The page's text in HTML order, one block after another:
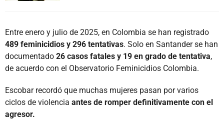
Entre enero y julio de 2025, en Colombia se han registrado
489 feminicidios y 296 tentativas. Solo en Santander se han
documentado 26 casos fatales y 19 en grado de tentativa,
de acuerdo con el Observatorio Feminicidios Colombia.
Escobar recordó que muchas mujeres pasan por varios
ciclos de violencia antes de romper definitivamente con el
agresor.